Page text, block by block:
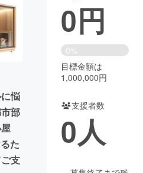
ェット ゲーム・サ
書籍・雑誌
チャレンジ
性化
CAMPFIRE Creation
税machi-ya
悩
部
た
支
0円
0%
目標金額は
1,000,000円
支援者数
0人